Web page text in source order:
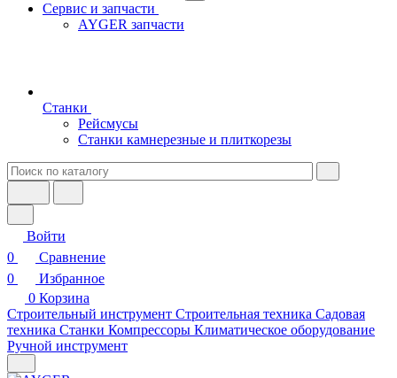
Сервис и запчасти
AYGER запчасти
Станки
Рейсмусы
Станки камнерезные и плиткорезы
Войти
0
Сравнение
0
Избранное
0 Корзина
Строительный инструмент Строительная техника Садовая
техника Станки Компрессоры Климатическое оборудование
Ручной инструмент